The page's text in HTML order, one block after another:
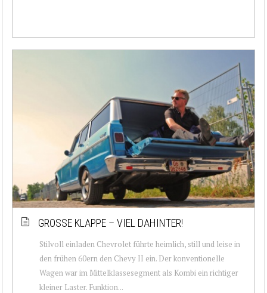
GROSSE KLAPPE – VIEL DAHINTER!
Stilvoll einladen Chevrolet führte heimlich, still und leise in
den frühen 60ern den Chevy II ein. Der konventionelle
Wagen war im Mittelklassesegment als Kombi ein richtiger
kleiner Laster. Funktion...